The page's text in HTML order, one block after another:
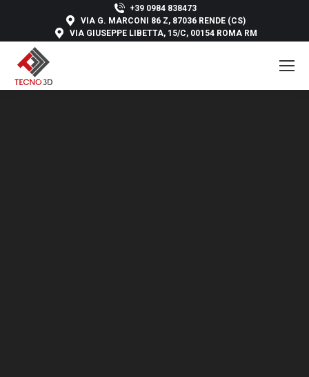
+39 0984 838473
VIA G. MARCONI 86 Z, 87036 RENDE (CS)
VIA GIUSEPPE LIBETTA, 15/C, 00154 ROMA RM